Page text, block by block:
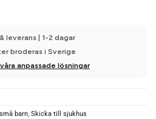
leverans | 1-2 dagar
broderas i Sverige
anpassade lösningar
barn, Skicka till sjukhus